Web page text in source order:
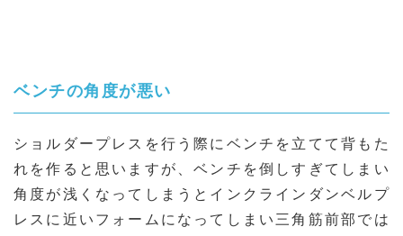
ベンチの角度が悪い
ショルダープレスを行う際にベンチを立てて背もた
れを作ると思いますが、ベンチを倒しすぎてしまい
角度が浅くなってしまうとインクラインダンベルプ
レスに近いフォームになってしまい三角筋前部では